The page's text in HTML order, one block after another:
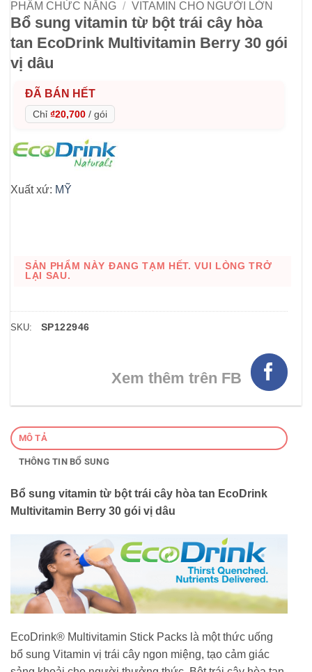
PHẨM CHỨC NĂNG / VITAMIN CHO NGƯỜI LỚN
Bổ sung vitamin từ bột trái cây hòa
tan EcoDrink Multivitamin Berry 30 gói
vị dâu
ĐÃ BÁN HẾT
Chỉ ₫20,700 / gói
Xuất xứ: MỸ
SẢN PHẨM NÀY ĐANG TẠM HẾT. VUI LÒNG TRỞ
LẠI SAU.
SKU: SP122946
Xem thêm trên FB
MÔ TẢ
THÔNG TIN BỔ SUNG
Bổ sung vitamin từ bột trái cây hòa tan EcoDrink
Multivitamin Berry 30 gói vị dâu
EcoDrink® Multivitamin Stick Packs là một thức uống
bổ sung Vitamin vị trái cây ngon miệng, tạo cảm giác